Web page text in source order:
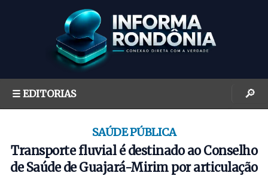
☰ EDITORIAS 🔎
SAÚDE PÚBLICA
Transporte fluvial é destinado ao Conselho
de Saúde de Guajará-Mirim por articulação